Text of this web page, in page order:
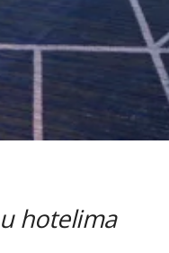
hotelima